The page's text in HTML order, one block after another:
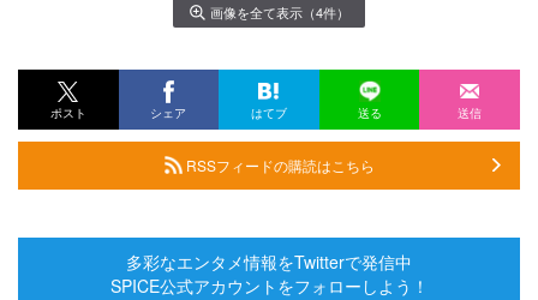
画像を全て表示（4件）
ポスト シェア はてブ 送る 送信
RSSフィードの購読はこちら
多彩なエンタメ情報をTwitterで発信中
SPICE公式アカウントをフォローしよう！